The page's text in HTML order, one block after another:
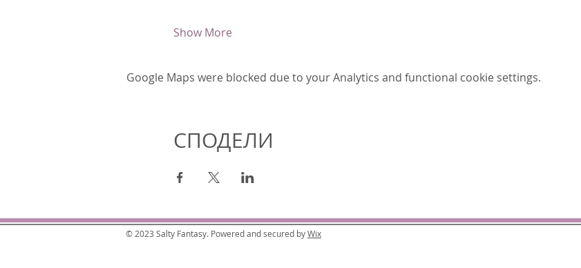
Show More
Google Maps were blocked due to your Analytics and functional cookie settings.
СПОДЕЛИ
© 2023 Salty Fantasy. Powered and secured byWix